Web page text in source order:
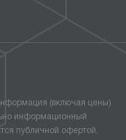
(включая цены)
информационный
публичной офертой,